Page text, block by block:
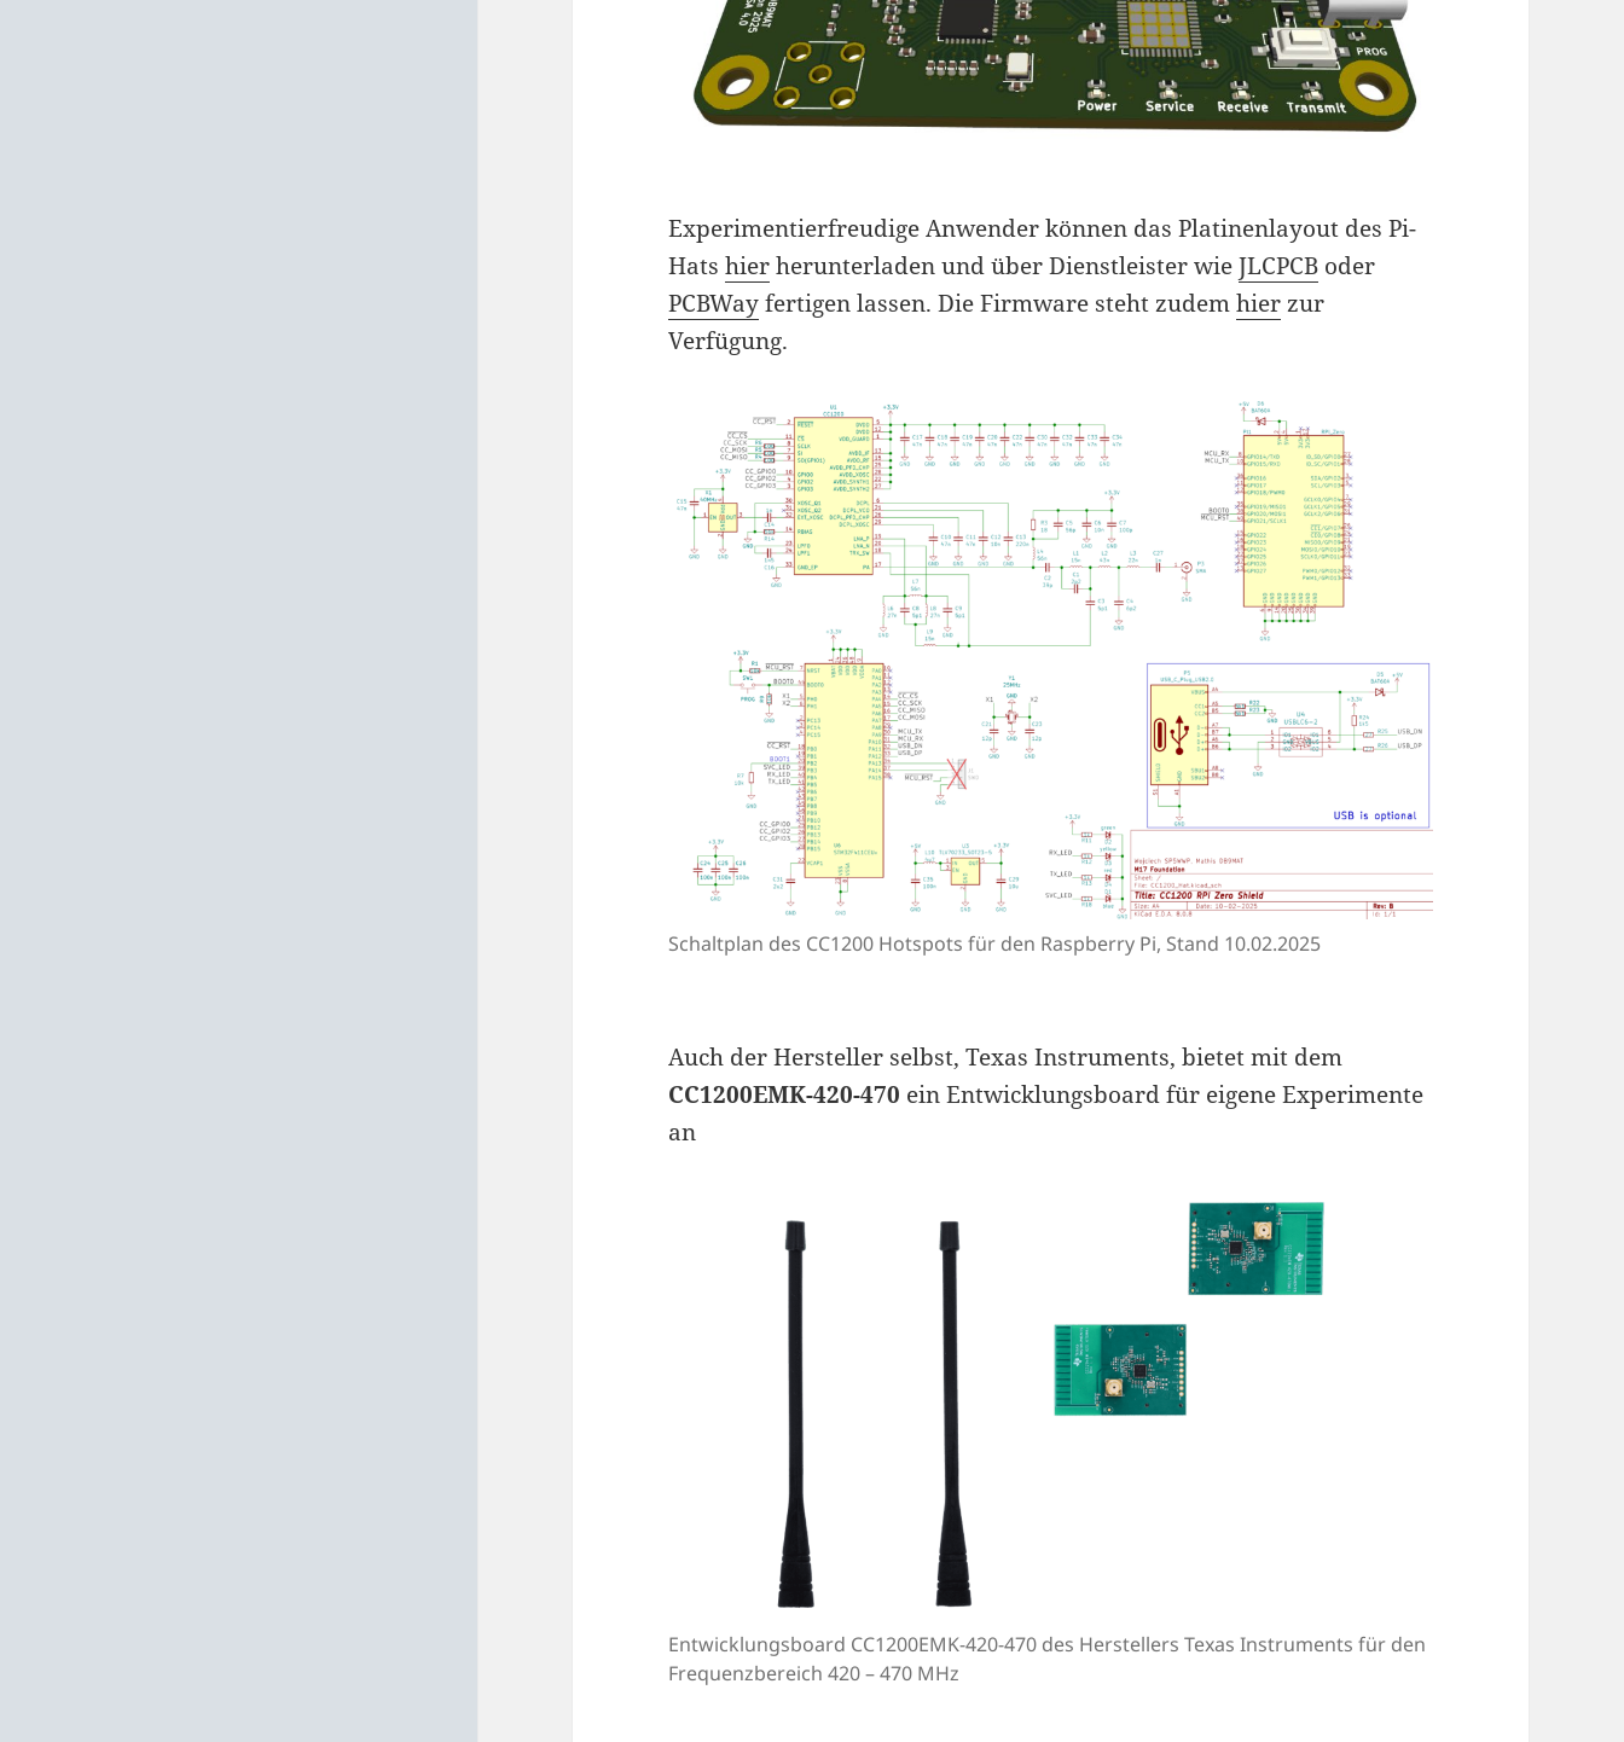
Experimentierfreudige Anwender können das Platinenlayout des Pi-
Hatshierherunterladen und über Dienstleister wieJLCPCB oder
PCBWayfertigen lassen. Die Firmware steht zudemhierzur
Verfügung.
Schaltplan des CC1200 Hotspots für den Raspberry Pi, Stand 10.02.2025
Auch der Hersteller selbst, Texas Instruments, bietet mit dem
CC1200EMK-420-470 ein Entwicklungsboard für eigene Experimente
an
Entwicklungsboard CC1200EMK-420-470 des Herstellers Texas Instruments für den
Frequenzbereich 420 – 470 MHz